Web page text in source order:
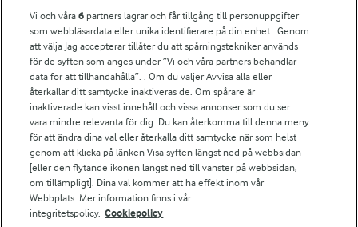
För ägare
Arlas kundportal
Arla.com
Falbygdens Ost
Arla webbshop
Bildbank
Följ oss
Vi och våra6 partners lagrar och får tillgång till personuppgifter
som webbläsardata eller unika identifierare på din enhet . Genom
att välja Jag accepterar tillåter du att spårningstekniker används
för de syften som anges under ”Vi och våra partners behandlar
data för att tillhandahålla”. . Om du väljer Avvisa alla eller
återkallar ditt samtycke inaktiveras de. Om spårare är
inaktiverade kan visst innehåll och vissa annonser som du ser
vara mindre relevanta för dig. Du kan återkomma till denna meny
för att ändra dina val eller återkalla ditt samtycke när som helst
genom att klicka på länken Visa syften längst ned på webbsidan
[eller den flytande ikonen längst ned till vänster på webbsidan,
om tillämpligt]. Dina val kommer att ha effekt inom vår
Webbplats. Mer information finns i vår
integritetspolicy. Cookiepolicy